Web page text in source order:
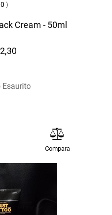
0 )
Cream - 50ml
Esaurito
Compara